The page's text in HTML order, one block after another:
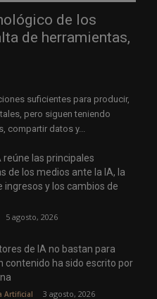
de los
de herramientas,
suficientes para producir,
pero siguen teniendo
compartir datos y...
reúne las principales
de los medios ante la IA, la
ingresos y los cambios de
5 agosto, 2026
de IA no bastan para
contenido ha sido escrito por
Artificial 3 agosto, 2026